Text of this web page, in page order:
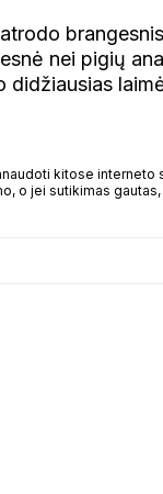
nei pigių
kitose
o jei sutikimas